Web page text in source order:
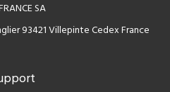
SA
93421 Villepinte Cedex France